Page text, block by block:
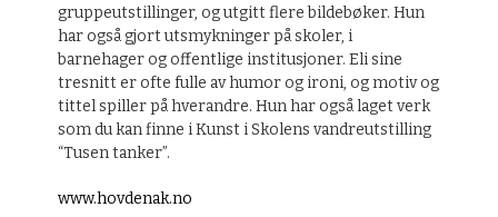
gruppeutstillinger, og utgitt flere bildebøker. Hun
har også gjort utsmykninger på skoler, i
barnehager og offentlige institusjoner. Eli sine
tresnitt er ofte fulle av humor og ironi, og motiv og
tittel spiller på hverandre. Hun har også laget verk
som du kan finne i Kunst i Skolens vandreutstilling
“Tusen tanker”.
www.hovdenak.no